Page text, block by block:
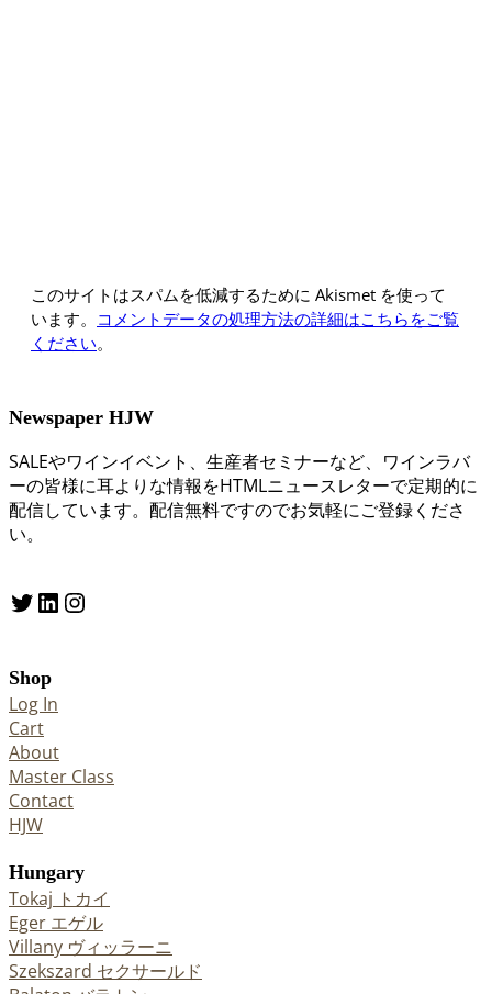
このサイトはスパムを低減するために Akismet を使って
います。 コメントデータの処理方法の詳細はこちらをご覧
ください。
Newspaper HJW
SALEやワインイベント、生産者セミナーなど、ワインラバ
ーの皆様に耳よりな情報をHTMLニュースレターで定期的に
配信しています。配信無料ですのでお気軽にご登録くださ
い。
Twitter LinkedIn Instagram
Shop
Log In
Cart
About
Master Class
Contact
HJW
Hungary
Tokaj トカイ
Eger エゲル
Villany ヴィッラーニ
Szekszard セクサールド